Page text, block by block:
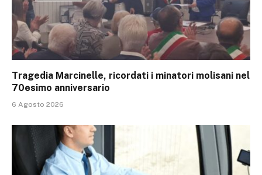
Tragedia Marcinelle, ricordati i minatori molisani nel
70esimo anniversario
6 Agosto 2026